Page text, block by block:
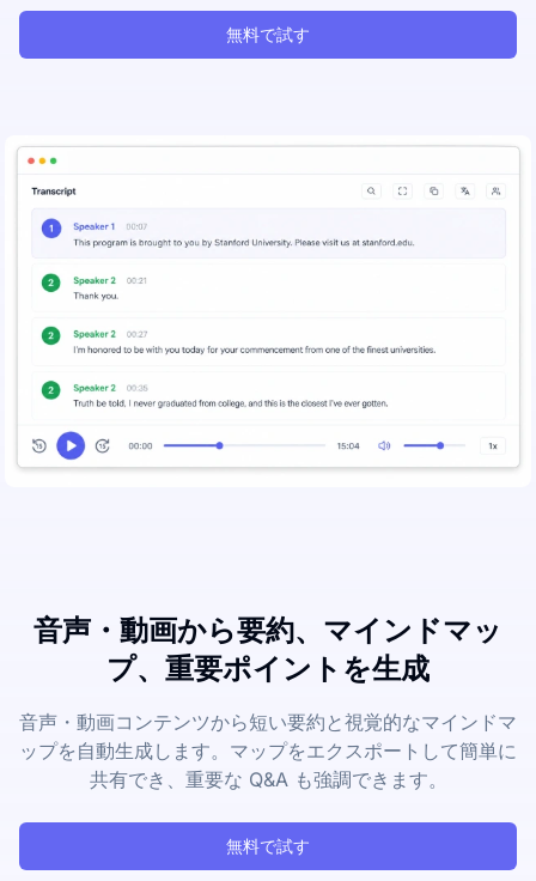
無料で試す
音声・動画から要約、マインドマッ
プ、重要ポイントを生成
音声・動画コンテンツから短い要約と視覚的なマインドマ
ップを自動生成します。マップをエクスポートして簡単に
共有でき、重要な Q&A も強調できます。
無料で試す